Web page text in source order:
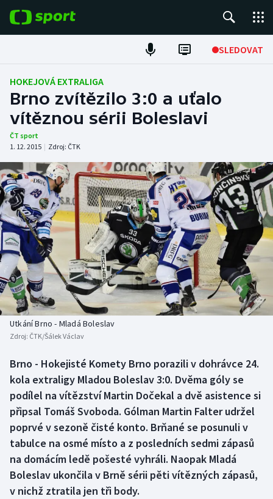
SLEDOVAT
Fotbal
Hokej
Tenis
Atletika
Cyklistika
DALŠÍ SPORTY
Americký fotbal
Baseball a softbal
Basketbal
Biatlon
Boby a skeleton
Box
Curling
Dostihy
Florbal
NEPŘEHLÉDNĚTE
Soutěže
Historické návraty
Aplikace ČT sport
AZ kvíz
HOKEJOVÁ EXTRALIGA
Brno zvítězilo 3:0 a uťalo
vítěznou sérii Boleslavi
ČT sport
1. 12. 2015 | Zdroj: ČTK
Utkání Brno - Mladá Boleslav
Zdroj: ČTK/Šálek Václav
Brno - Hokejisté Komety Brno porazili v dohrávce 24.
kola extraligy Mladou Boleslav 3:0. Dvěma góly se
podílel na vítězství Martin Dočekal a dvě asistence si
připsal Tomáš Svoboda. Gólman Martin Falter udržel
poprvé v sezoně čisté konto. Brňané se posunuli v
tabulce na osmé místo a z posledních sedmi zápasů
na domácím ledě pošesté vyhráli. Naopak Mladá
Boleslav ukončila v Brně sérii pěti vítězných zápasů,
v nichž ztratila jen tři body.